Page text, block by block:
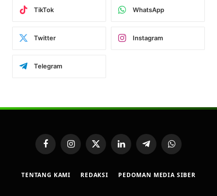
TikTok WhatsApp
Twitter Instagram
Telegram
FacebookInstagram
X
(Twitter)
LinkedInTelegramWhatsApp
TENTANG KAMI REDAKSI PEDOMAN MEDIA SIBER